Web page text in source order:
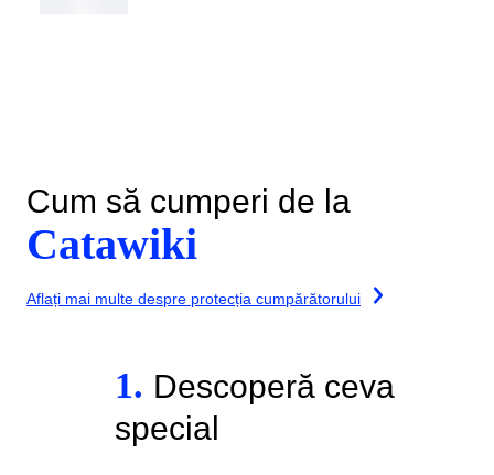
Cum să cumperi de la
Catawiki
Aflați mai multe despre protecția cumpărătorului
1. Descoperă ceva
special